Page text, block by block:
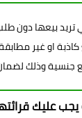
تريد بيعها دون
او غير
جنسية وذلك
عليك